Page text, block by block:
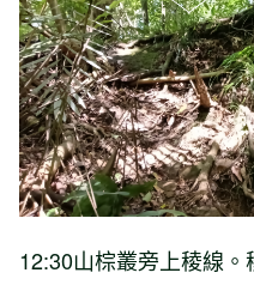
12:30山棕叢旁上稜線。